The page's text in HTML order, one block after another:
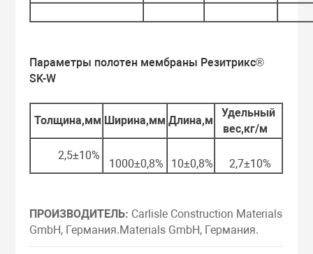
Параметры полотен мембраны Резитрикс®
SK-W
Толщина,мм Ширина,мм Длина,м
Удельный
вес,кг/м
2,5±10%
1000±0,8% 10±0,8% 2,7±10%
ПРОИЗВОДИТЕЛЬ: Carlisle Construction Materials
GmbH, Германия.Materials GmbH, Германия.